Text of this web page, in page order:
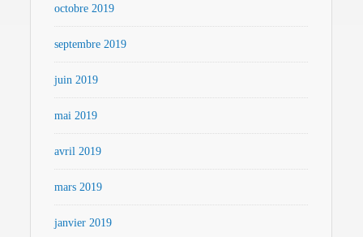
octobre 2019
septembre 2019
juin 2019
mai 2019
avril 2019
mars 2019
janvier 2019